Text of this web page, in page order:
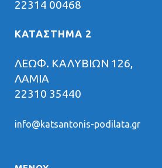
22314 00468
ΚΑΤΑΣΤΗΜΑ 2
ΛΕΩΦ. ΚΑΛΥΒΙΩΝ 126,
ΛΑΜΙΑ
22310 35440
info@katsantonis-podilata.gr